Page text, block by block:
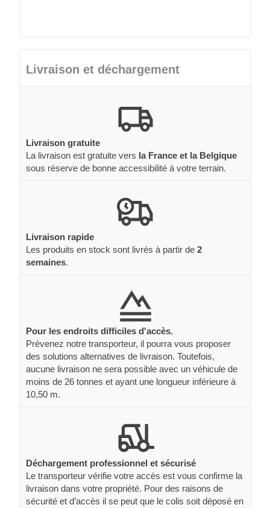
Livraison et déchargement
Livraison gratuite
La livraison est gratuite vers la France et la Belgique
sous réserve de bonne accessibilité à votre terrain.
Livraison rapide
Les produits en stock sont livrés à partir de 2
semaines.
Pour les endroits difficiles d'accès.
Prévenez notre transporteur, il pourra vous proposer
des solutions alternatives de livraison. Toutefois,
aucune livraison ne sera possible avec un véhicule de
moins de 26 tonnes et ayant une longueur inférieure à
10,50 m.
Déchargement professionnel et sécurisé
Le transporteur vérifie votre accès est vous confirme la
livraison dans votre propriété. Pour des raisons de
sécurité et d’accès il se peut que le colis soit déposé en